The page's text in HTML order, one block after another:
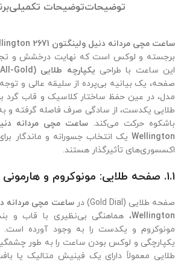
توضیحاتتوضیحات تکمیلی
ساعت مچی مردانه دنیل ولینگتون 2671 Daniel Wellington
برجسته و لوکس است که نهایت درخشش و
این ساعت با طراحی یکپارچه طلایی (All-Gold)
صفحه، یک بیانیه بی‌پرده از سلیقه عالی و
مدل، در عین حفظ ساختار کلاسیک و قاب گرد
طلایی یکدست، از سادگی صرف فاصله گرفته و
باشکوه حرکت می‌کند.
Wellington یک انتخاب جسورانه و ماندگار
اکسسوری‌های تأثیرگذار هستند.
۱.۱. صفحه طلایی: مونوکروم و هارمونی درخشان
صفحه طلایی (Gold Dial) در
Wellington، هماهنگی بی‌نظیری با قاب و
مونوکروم و یکدست را به وجود آورده
یکپارچگی و لوکس بودن ساعت را به طور
طلایی معمولاً دارای یک فینیش متالیک یا